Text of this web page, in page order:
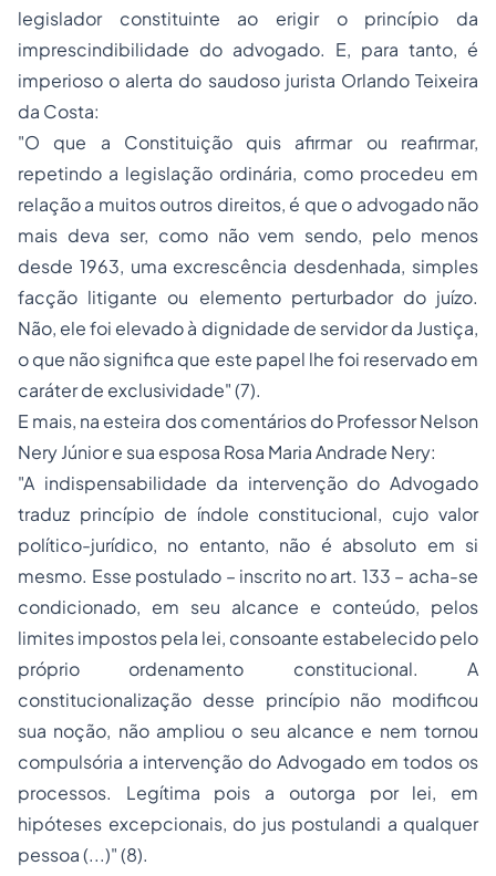
legislador constituinte ao erigir o princípio da
imprescindibilidade do advogado. E, para tanto, é
imperioso o alerta do saudoso jurista Orlando Teixeira
da Costa:
"O que a Constituição quis afirmar ou reafirmar,
repetindo a legislação ordinária, como procedeu em
relação a muitos outros direitos, é que o advogado não
mais deva ser, como não vem sendo, pelo menos
desde 1963, uma excrescência desdenhada, simples
facção litigante ou elemento perturbador do juízo.
Não, ele foi elevado à dignidade de servidor da Justiça,
o que não significa que este papel lhe foi reservado em
caráter de exclusividade" (7).
E mais, na esteira dos comentários do Professor Nelson
Nery Júnior e sua esposa Rosa Maria Andrade Nery:
"A indispensabilidade da intervenção do Advogado
traduz princípio de índole constitucional, cujo valor
político-jurídico, no entanto, não é absoluto em si
mesmo. Esse postulado – inscrito no art. 133 – acha-se
condicionado, em seu alcance e conteúdo, pelos
limites impostos pela lei, consoante estabelecido pelo
próprio ordenamento constitucional. A
constitucionalização desse princípio não modificou
sua noção, não ampliou o seu alcance e nem tornou
compulsória a intervenção do Advogado em todos os
processos. Legítima pois a outorga por lei, em
hipóteses excepcionais, do jus postulandi a qualquer
pessoa (...)" (8).